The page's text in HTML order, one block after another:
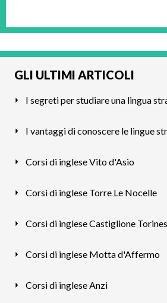
GLI ULTIMI ARTICOLI
I segreti per studiare una lingua
I vantaggi di conoscere le lingue
Corsi di inglese Vito d'Asio
Corsi di inglese Torre Le Nocelle
Corsi di inglese Castiglione
Corsi di inglese Motta d'Affermo
Corsi di inglese Anzi